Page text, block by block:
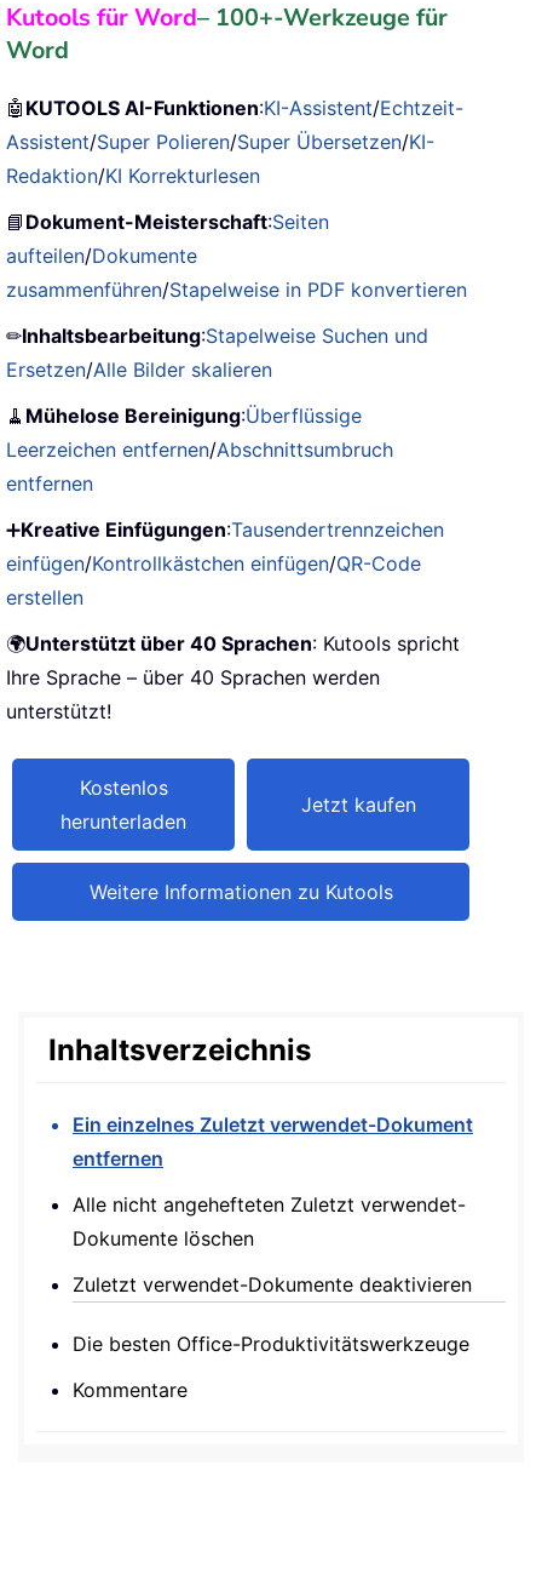
Kutools für Word– 100+-Werkzeuge für
Word
🤖 KUTOOLS AI-Funktionen:KI-Assistent/Echtzeit-
Assistent/Super Polieren/Super Übersetzen/KI-
Redaktion/KI Korrekturlesen
📘 Dokument-Meisterschaft:Seiten
aufteilen/Dokumente
zusammenführen/Stapelweise in PDF konvertieren
✏Inhaltsbearbeitung:Stapelweise Suchen und
Ersetzen/Alle Bilder skalieren
🧹 Mühelose Bereinigung:Überflüssige
Leerzeichen entfernen/Abschnittsumbruch
entfernen
➕Kreative Einfügungen:Tausendertrennzeichen
einfügen/Kontrollkästchen einfügen/QR-Code
erstellen
🌍Unterstützt über 40 Sprachen: Kutools spricht
Ihre Sprache – über 40 Sprachen werden
unterstützt!
Kostenlos
herunterladen
Jetzt kaufen
Weitere Informationen zu Kutools
Inhaltsverzeichnis
Ein einzelnes Zuletzt verwendet-Dokument
entfernen
Alle nicht angehefteten Zuletzt verwendet-
Dokumente löschen
Zuletzt verwendet-Dokumente deaktivieren
Die besten Office-Produktivitätswerkzeuge
Kommentare